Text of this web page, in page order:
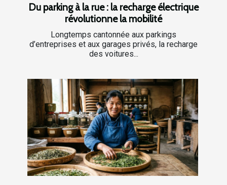
Du parking à la rue : la recharge électrique
révolutionne la mobilité
Longtemps cantonnée aux parkings
d’entreprises et aux garages privés, la recharge
des voitures...